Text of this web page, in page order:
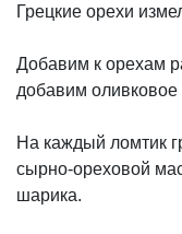
Грецкие орехи
Добавим к орехам
добавим
На каждый ломтик
сырно-ореховой
шарика.